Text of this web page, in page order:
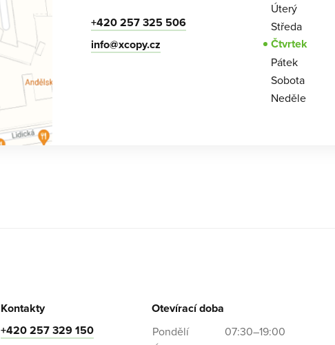
+420 257 325 506
info@xcopy.cz
Úterý
Středa
Čtvrtek
Pátek
Sobota
Neděle
Kontakty
+420 257 329 150
Otevírací doba
Pondělí
07:30–19:00